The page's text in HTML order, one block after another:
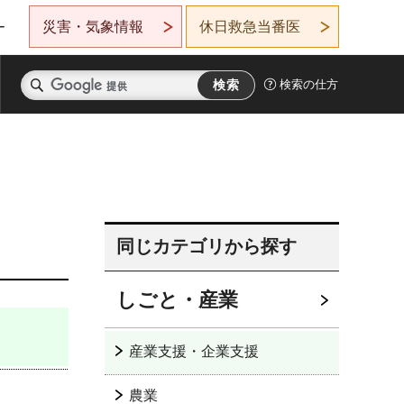
災害・気象情報 休日救急当番医
検索の仕方
同じカテゴリから探す
しごと・産業
産業支援・企業支援
農業